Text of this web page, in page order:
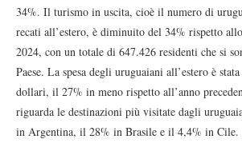
34%. Il turismo in uscita, cioè il numero di
recati all’estero, è diminuito del 34% rispetto
2024, con un totale di 647.426 residenti che si
Paese. La spesa degli uruguaiani all’estero è
dollari, il 27% in meno rispetto all’anno
riguarda le destinazioni più visitate dagli
in Argentina, il 28% in Brasile e il 4,4% in Cile.